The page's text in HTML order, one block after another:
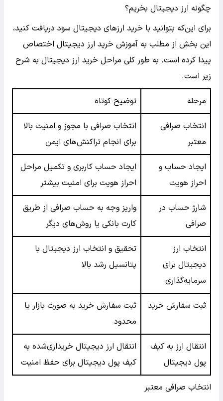
چگونه ارز دیجیتال بخریم؟
برای این‌که بتوانید با خرید ارزهای دیجیتال سود دریافت کنید،
این بخش از مطلب به آموزش خرید ارز دیجیتال اختصاص
پیدا کرده است. به طور کلی مراحل خرید ارز دیجیتال به شرح
زیر است.
مرحله توضیح کوتاه
انتخاب صرافی
معتبر
انتخاب صرافی با مجوز و امنیت بالا
برای انجام تراکنش‌های ایمن
ایجاد حساب و
احراز هویت
ایجاد حساب کاربری و تکمیل مراحل
احراز هویت برای امنیت بیشتر
شارژ حساب در
صرافی
واریز وجه به حساب صرافی از طریق
کارت بانکی یا روش‌های دیگر
انتخاب ارز
دیجیتال برای
سرمایه‌گذاری
تحقیق و انتخاب ارز دیجیتال با
پتانسیل رشد بالا
ثبت سفارش خرید
ثبت سفارش خرید به صورت بازار یا
محدود
انتقال ارز به کیف
پول دیجیتال
انتقال ارز دیجیتال خریداری‌شده به
کیف پول دیجیتال برای حفظ امنیت
انتخاب صرافی معتبر